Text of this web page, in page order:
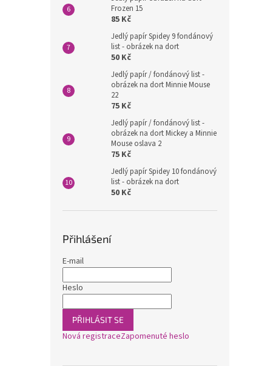
Frozen 15
85 Kč
Jedlý papír Spidey 9 fondánový
list - obrázek na dort
50 Kč
Jedlý papír / fondánový list -
obrázek na dort Minnie Mouse
22
75 Kč
Jedlý papír / fondánový list -
obrázek na dort Mickey a Minnie
Mouse oslava 2
75 Kč
Jedlý papír Spidey 10 fondánový
list - obrázek na dort
50 Kč
Přihlášení
E-mail
Heslo
PŘIHLÁSIT SE
Nová registraceZapomenuté heslo